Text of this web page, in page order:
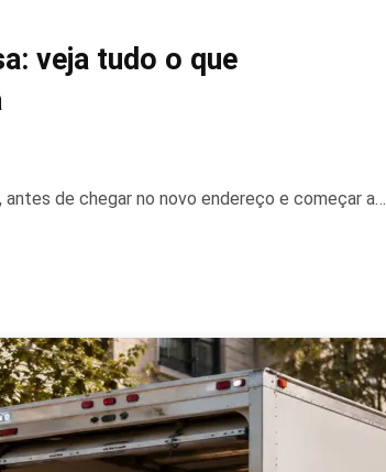
veja tudo o que
de chegar no novo endereço e começar a…